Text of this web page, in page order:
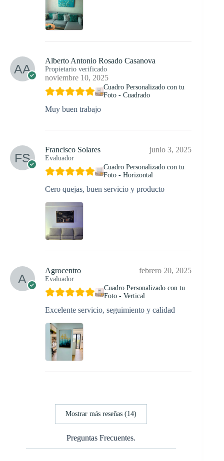
Alberto Antonio Rosado Casanova
Propietario verificado
noviembre 10, 2025
Cuadro Personalizado con tu
Foto - Cuadrado
Muy buen trabajo
Francisco Solares
Evaluador
junio 3, 2025
Cuadro Personalizado con tu
Foto - Horizontal
Cero quejas, buen servicio y producto
Agrocentro
Evaluador
febrero 20, 2025
Cuadro Personalizado con tu
Foto - Vertical
Excelente servicio, seguimiento y calidad
Mostrar más reseñas (14)
Preguntas Frecuentes.